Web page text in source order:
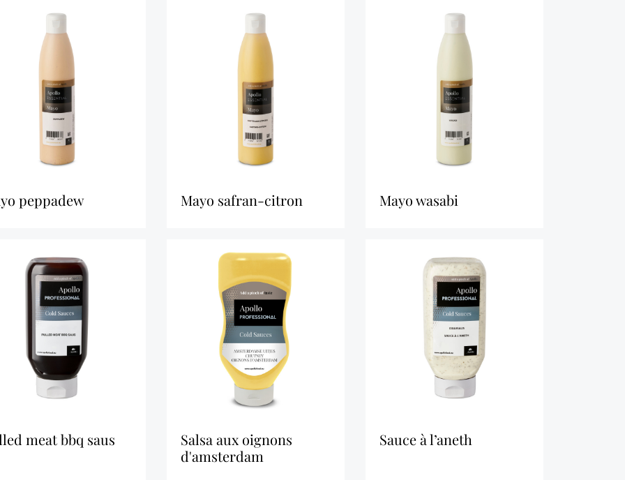
peppadew mayo safran-citron mayo wasabi
meat bbq saus
salsa aux oignons
d'amsterdam
sauce à l’aneth